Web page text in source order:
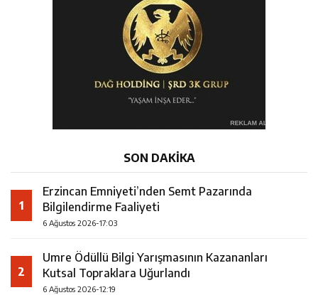
SON DAKİKA
1
Erzincan Emniyeti’nden Semt Pazarında
Bilgilendirme Faaliyeti
6 Ağustos 2026-17:03
2
Umre Ödüllü Bilgi Yarışmasının Kazananları
Kutsal Topraklara Uğurlandı
6 Ağustos 2026-12:19